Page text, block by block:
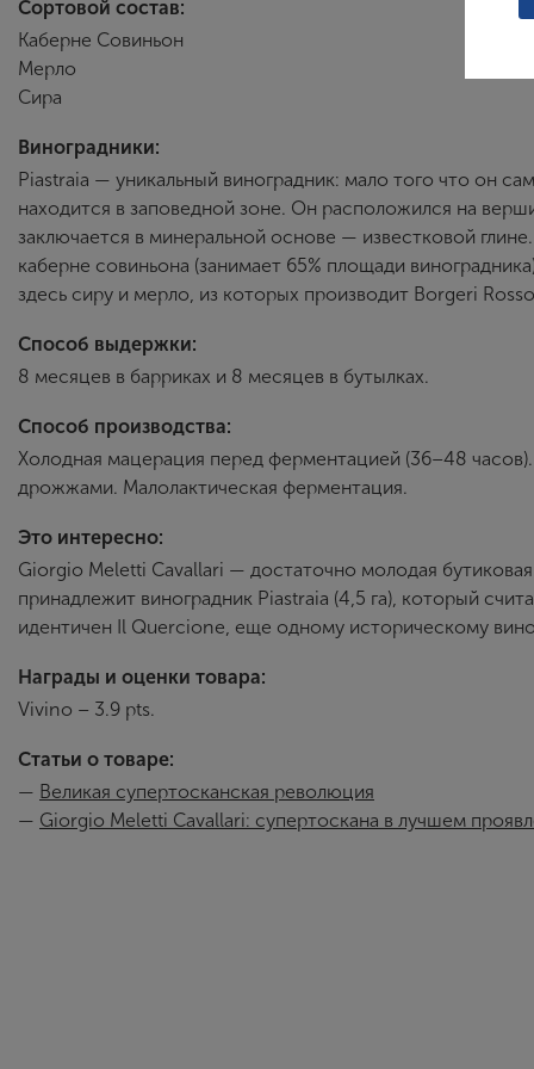
Сортовой состав:
Каберне Совиньон
Мерло
Сира
Виноградники:
Piastraia — уникальный виноградник: мало того что он
находится в заповедной зоне. Он расположился на
заключается в минеральной основе — известковой
каберне совиньона (занимает 65% площади
здесь сиру и мерло, из которых производит Borgeri
Способ выдержки:
8 месяцев в барриках и 8 месяцев в бутылках.
Способ производства:
Холодная мацерация перед ферментацией (36–48
дрожжами. Малолактическая ферментация.
Это интересно:
Giorgio Meletti Cavallari — достаточно молодая
принадлежит виноградник Piastraia (4,5 га), который
идентичен Il Quercione, еще одному историческому
Награды и оценки товара:
Vivino – 3.9 pts.
Статьи о товаре:
— Великая супертосканская революция
— Giorgio Meletti Cavallari: супертоскана в лучшем